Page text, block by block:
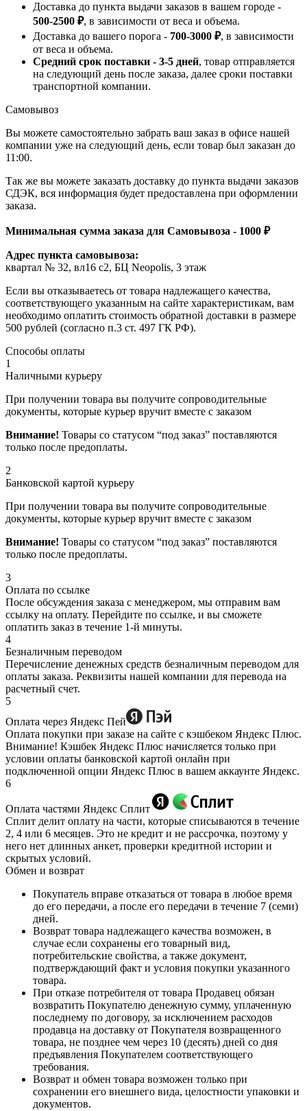
Доставка до пункта выдачи заказов в вашем городе -
500-2500 ₽, в зависимости от веса и объема.
Доставка до вашего порога - 700-3000 ₽, в зависимости
от веса и объема.
Средний срок поставки - 3-5 дней, товар отправляется
на следующий день после заказа, далее сроки поставки
транспортной компании.
Самовывоз
Вы можете самостоятельно забрать ваш заказ в офисе нашей
компании уже на следующий день, если товар был заказан до
11:00.
Так же вы можете заказать доставку до пункта выдачи заказов
СДЭК, вся информация будет предоставлена при оформлении
заказа.
Минимальная сумма заказа для Самовывоза - 1000 ₽
Адрес пункта самовывоза:
квартал № 32, вл16 с2, БЦ Neopolis, 3 этаж
Если вы отказываетесь от товара надлежащего качества,
соответствующего указанным на сайте характеристикам, вам
необходимо оплатить стоимость обратной доставки в размере
500 рублей (согласно п.3 ст. 497 ГК РФ).
Способы оплаты
1
Наличными курьеру
При получении товара вы получите сопроводительные
документы, которые курьер вручит вместе с заказом
Внимание! Товары со статусом “под заказ” поставляются
только после предоплаты.
2
Банковской картой курьеру
При получении товара вы получите сопроводительные
документы, которые курьер вручит вместе с заказом
Внимание! Товары со статусом “под заказ” поставляются
только после предоплаты.
3
Оплата по ссылке
После обсуждения заказа с менеджером, мы отправим вам
ссылку на оплату. Перейдите по ссылке, и вы сможете
оплатить заказ в течение 1-й минуты.
4
Безналичным переводом
Перечисление денежных средств безналичным переводом для
оплаты заказа. Реквизиты нашей компании для перевода на
расчетный счет.
5
Оплата через Яндекс Пей
Оплата покупки при заказе на сайте с кэшбеком Яндекс Плюс.
Внимание! Кэшбек Яндекс Плюс начисляется только при
условии оплаты банковской картой онлайн при
подключенной опции Яндекс Плюс в вашем аккаунте Яндекс.
6
Оплата частями Яндекс Сплит
Сплит делит оплату на части, которые списываются в течение
2, 4 или 6 месяцев. Это не кредит и не рассрочка, поэтому у
него нет длинных анкет, проверки кредитной истории и
скрытых условий.
Обмен и возврат
Покупатель вправе отказаться от товара в любое время
до его передачи, а после его передачи в течение 7 (семи)
дней.
Возврат товара надлежащего качества возможен, в
случае если сохранены его товарный вид,
потребительские свойства, а также документ,
подтверждающий факт и условия покупки указанного
товара.
При отказе потребителя от товара Продавец обязан
возвратить Покупателю денежную сумму, уплаченную
последнему по договору, за исключением расходов
продавца на доставку от Покупателя возвращенного
товара, не позднее чем через 10 (десять) дней со дня
предъявления Покупателем соответствующего
требования.
Возврат и обмен товара возможен только при
сохранении его внешнего вида, целостности упаковки и
документов.